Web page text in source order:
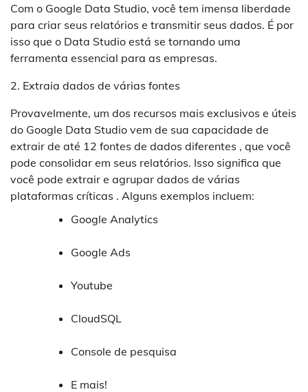
Com o Google Data Studio, você tem imensa liberdade
para criar seus relatórios e transmitir seus dados. É por
isso que o Data Studio está se tornando uma
ferramenta essencial para as empresas.
2. Extraia dados de várias fontes
Provavelmente, um dos recursos mais exclusivos e úteis
do Google Data Studio vem de sua capacidade de
extrair de até 12 fontes de dados diferentes , que você
pode consolidar em seus relatórios. Isso significa que
você pode extrair e agrupar dados de várias
plataformas críticas . Alguns exemplos incluem:
Google Analytics
Google Ads
Youtube
CloudSQL
Console de pesquisa
E mais!